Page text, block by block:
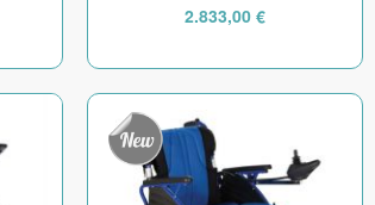
2.833,00 €